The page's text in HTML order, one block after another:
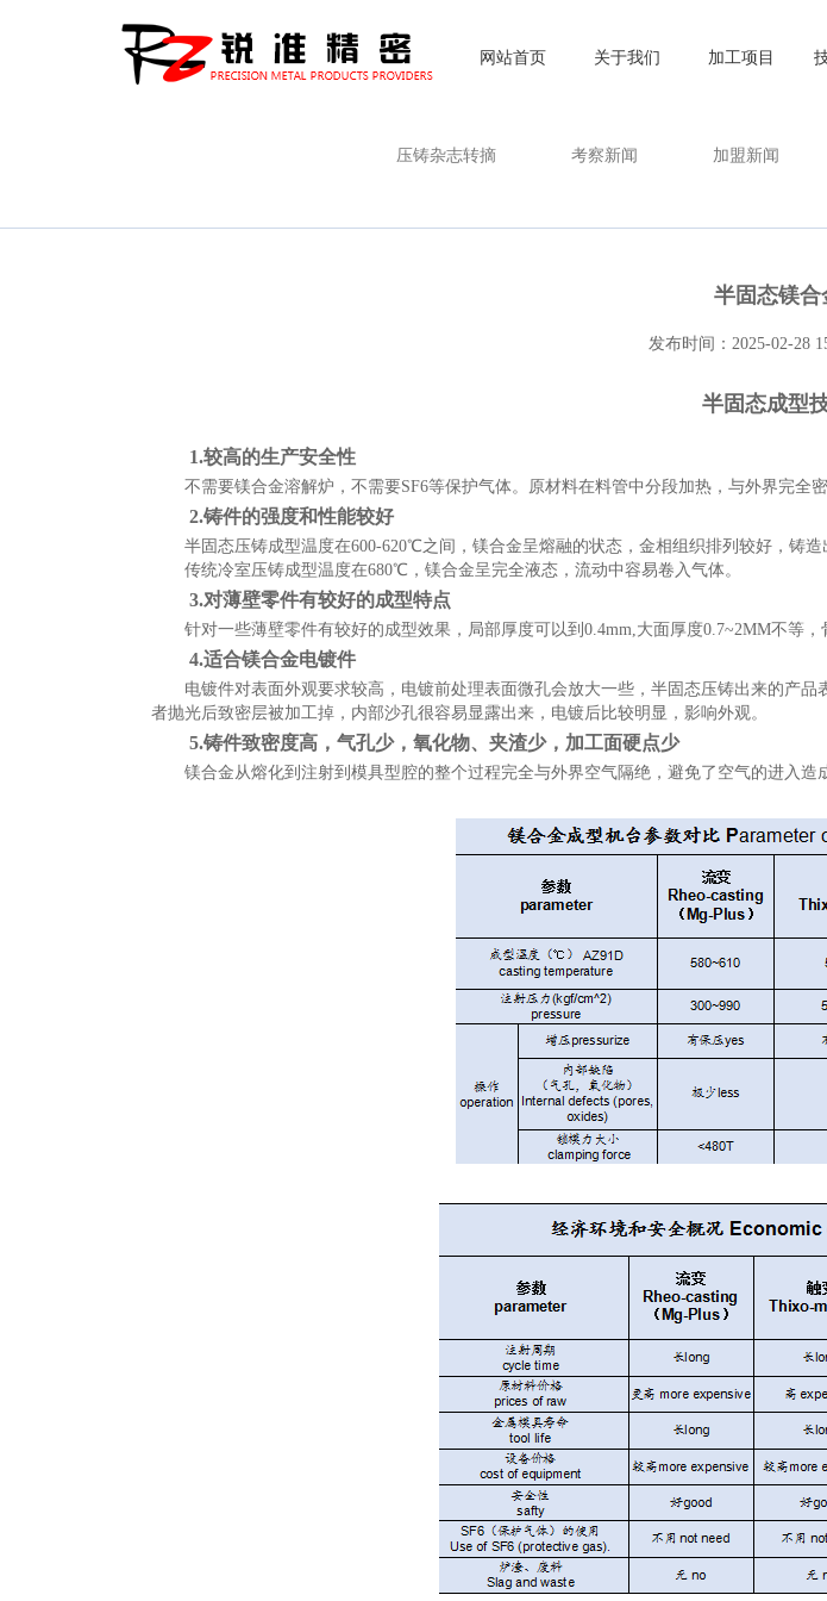
网站首页 关于我们 加工项目
压铸杂志转摘 考察新闻 加盟新闻
半固态镁合
发布时间：2025-02-28
半固态成型
1.较高的生产安全性
不需要镁合金溶解炉，不需要SF6等保护气体。原材料在料管中分段加热，与外界完全
2.铸件的强度和性能较好
半固态压铸成型温度在600-620℃之间，镁合金呈熔融的状态，金相组织排列较好，铸
传统冷室压铸成型温度在680℃，镁合金呈完全液态，流动中容易卷入气体。
3.对薄壁零件有较好的成型特点
针对一些薄壁零件有较好的成型效果，局部厚度可以到0.4mm,大面厚度0.7~2MM不等，
4.适合镁合金电镀件
电镀件对表面外观要求较高，电镀前处理表面微孔会放大一些，半固态压铸出来的产
者抛光后致密层被加工掉，内部沙孔很容易显露出来，电镀后比较明显，影响外观。
5.铸件致密度高，气孔少，氧化物、夹渣少，加工面硬点少
镁合金从熔化到注射到模具型腔的整个过程完全与外界空气隔绝，避免了空气的进入造